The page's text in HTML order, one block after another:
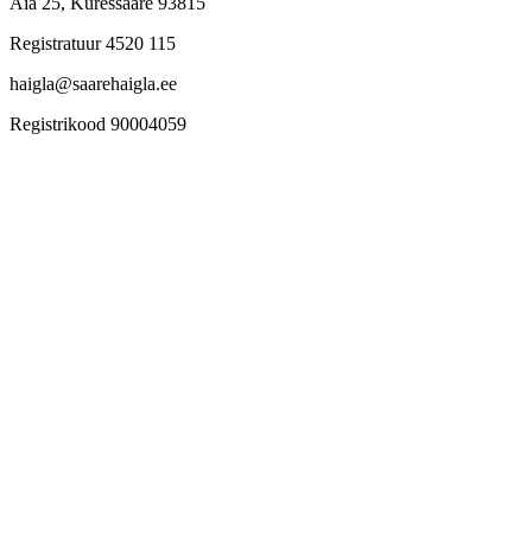
Registratuur 4520 115
haigla@saarehaigla.ee
Registrikood 90004059